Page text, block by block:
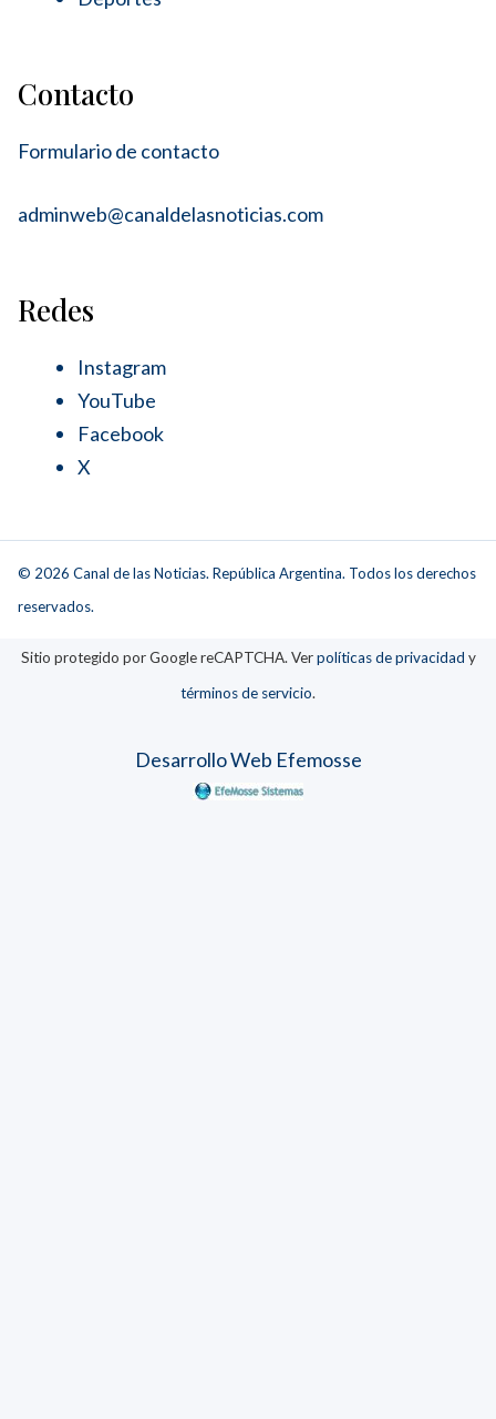
Contacto
Formulario de contacto
adminweb@canaldelasnoticias.com
Redes
Instagram
YouTube
Facebook
X
© 2026 Canal de las Noticias. República Argentina. Todos los derechos
reservados.
Sitio protegido por Google reCAPTCHA. Verpolíticas de privacidad y
términos de servicio.
Desarrollo Web Efemosse